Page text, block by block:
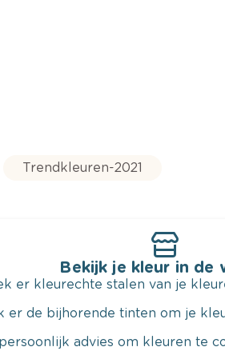
Trendkleuren-2021
Bekijk je kleur in de
er kleurechte stalen van je
er de bijhorende tinten om je
advies om kleuren te